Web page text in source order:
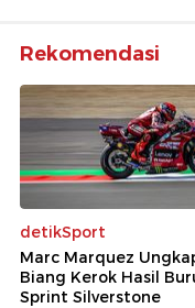
Rekomendasi
detikSport
Marc Marquez
Biang Kerok Hasil
Sprint Silverstone